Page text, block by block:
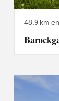
48,9 km